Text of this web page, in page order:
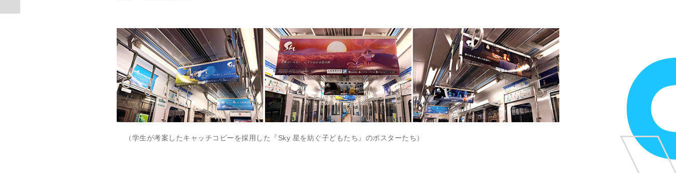
（学生が考案したキャッチコピーを採用した『Sky 星を紡ぐ子どもたち』のポスターたち）